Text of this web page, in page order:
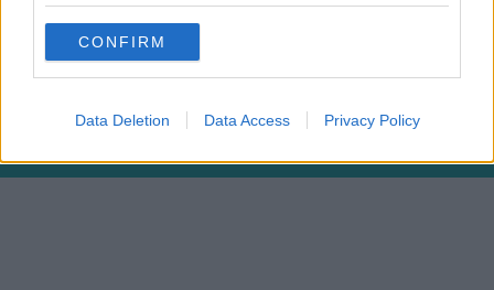
use your data for below specified purposes in below Google
consent section.
CONFIRM
Data Deletion Data Access Privacy Policy
Fonte: Instagram @laurachiatti82
FOTO1DI 11
Condividi su